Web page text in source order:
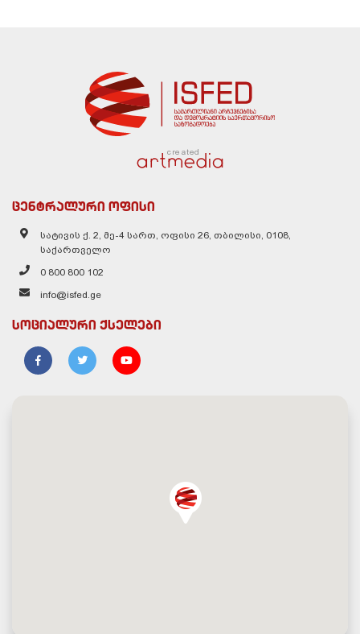
created
ცენტრალური ოფისი
სატივის ქ. 2, მე-4 სართ, ოფისი 26, თბილისი, 0108,
საქართველო
0 800 800 102
info@isfed.ge
სოციალური ქსელები